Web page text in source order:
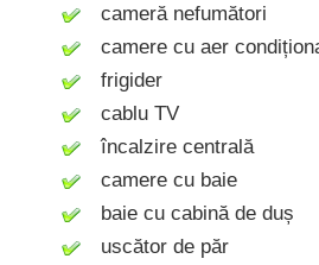
cameră nefumători
camere cu aer
frigider
cablu TV
încalzire centrală
camere cu baie
baie cu cabină de duș
uscător de păr